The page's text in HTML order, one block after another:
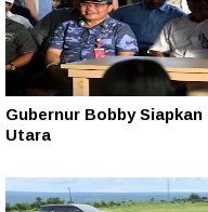
Gubernur Bobby
Utara